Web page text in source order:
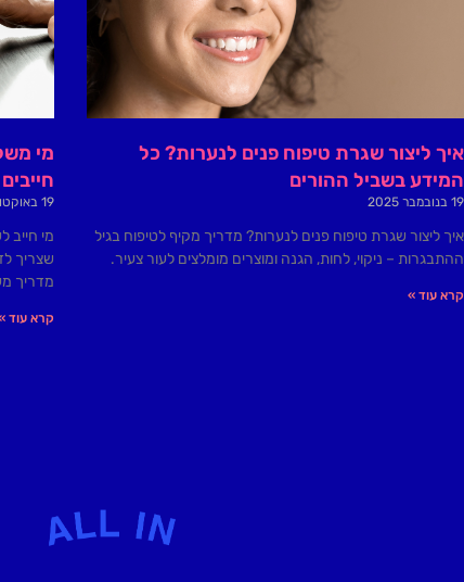
איך ליצור שגרת טיפוח פנים לנערות? כל
המידע בשביל ההורים
19 בנובמבר 2025
איך ליצור שגרת טיפוח פנים לנערות? מדריך מקיף לטיפוח בגיל
ההתבגרות – ניקוי, לחות, הגנה ומוצרים מומלצים לעור צעיר.
קרא עוד »
מי
19 באוקטובר 2025
מי חייב
שצריך
מדריך
קרא עוד